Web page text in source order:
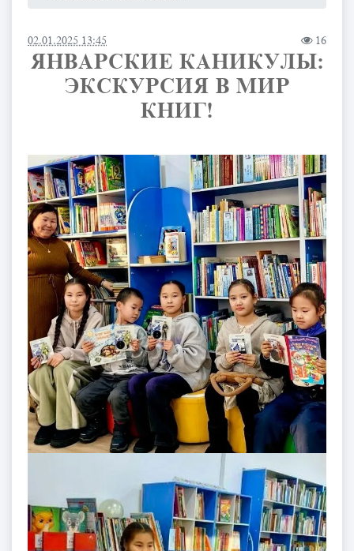
02.01.2025 13:45 16
ЯНВАРСКИЕ КАНИКУЛЫ:
ЭКСКУРСИЯ В МИР
КНИГ!